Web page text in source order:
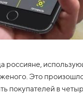
россияне,
Это
покупателей в